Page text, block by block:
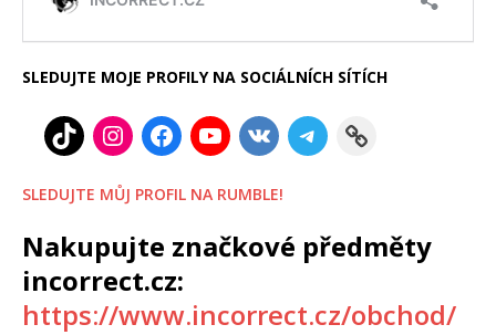
SLEDUJTE MOJE PROFILY NA SOCIÁLNÍCH SÍTÍCH
SLEDUJTE MŮJ PROFIL NA RUMBLE!
Nakupujte značkové předměty
incorrect.cz:
https://www.incorrect.cz/obchod/